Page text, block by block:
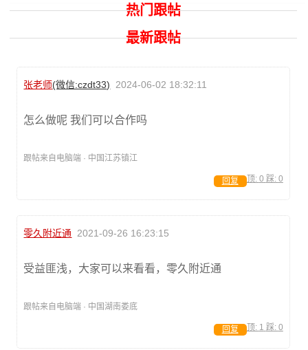
热门跟帖
最新跟帖
张老师(微信:czdt33) 2024-06-02 18:32:11
怎么做呢 我们可以合作吗
跟帖来自电脑端 · 中国江苏镇江
顶: 0 踩: 0
回复
零久附近通 2021-09-26 16:23:15
受益匪浅，大家可以来看看，零久附近通
跟帖来自电脑端 · 中国湖南娄底
顶: 1 踩: 0
回复